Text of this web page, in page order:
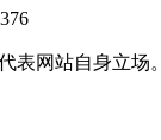
表网站自身立场。